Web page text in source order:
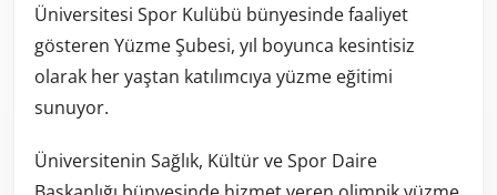
Üniversitesi Spor Kulübü bünyesinde faaliyet
gösteren Yüzme Şubesi, yıl boyunca kesintisiz
olarak her yaştan katılımcıya yüzme eğitimi
sunuyor.
Üniversitenin Sağlık, Kültür ve Spor Daire